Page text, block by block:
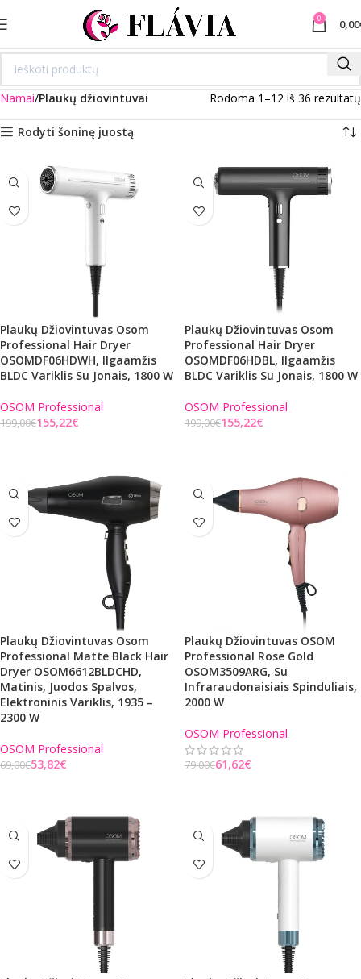
0 0,00
Namai Plaukų džiovintuvai Rodoma 1–12 iš 36 rezultatų
Rodyti šoninę juostą
Plaukų Džiovintuvas Osom
Professional Hair Dryer
OSOMDF06HDWH, Ilgaamžis
BLDC Variklis Su Jonais, 1800 W
OSOM Professional
199,00€155,22€
Plaukų Džiovintuvas Osom
Professional Hair Dryer
OSOMDF06HDBL, Ilgaamžis
BLDC Variklis Su Jonais, 1800 W
OSOM Professional
199,00€155,22€
Plaukų Džiovintuvas Osom
Professional Matte Black Hair
Dryer OSOM6612BLDCHD,
Matinis, Juodos Spalvos,
Elektroninis Variklis, 1935 –
2300 W
OSOM Professional
69,00€53,82€
Plaukų Džiovintuvas OSOM
Professional Rose Gold
OSOM3509ARG, Su
Infraraudonaisiais Spinduliais,
2000 W
OSOM Professional
79,00€61,62€